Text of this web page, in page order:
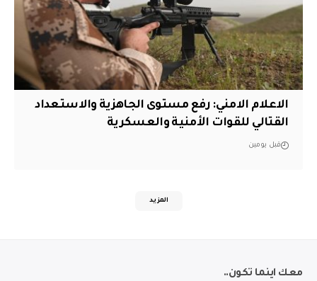
الاعلام الامني: رفع مستوى الجاهزية والاستعداد
القتالي للقوات الأمنية والعسكرية
قبل يومين
المزيد
معك اينما تكون..